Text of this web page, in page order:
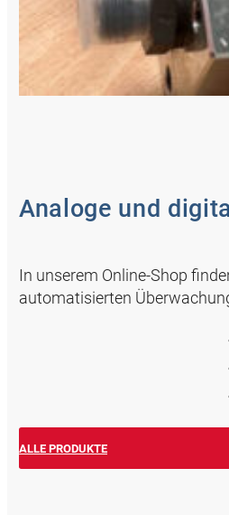
Analoge und
In unserem Online-Shop
automatisierten
ALLE PRODUKTE